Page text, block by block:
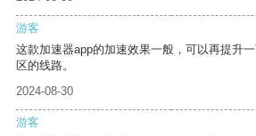
游客
这款加速器app的加速效果一般，可以再提升
区的线路。
2024-08-30
游客